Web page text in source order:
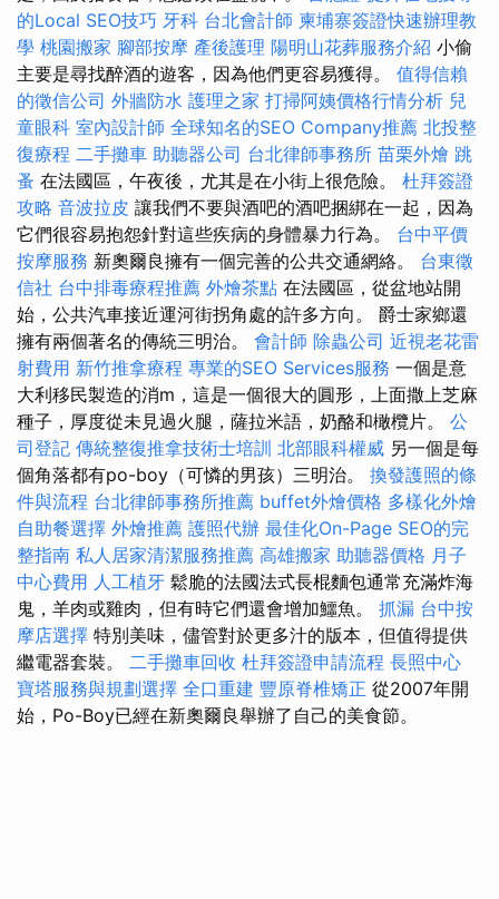
的Local SEO技巧 牙科 台北會計師 柬埔寨簽證快速辦理教
學 桃園搬家 腳部按摩 產後護理 陽明山花葬服務介紹 小偷
主要是尋找醉酒的遊客，因為他們更容易獲得。 值得信賴
的徵信公司 外牆防水 護理之家 打掃阿姨價格行情分析 兒
童眼科 室內設計師 全球知名的SEO Company推薦 北投整
復療程 二手攤車 助聽器公司 台北律師事務所 苗栗外燴 跳
蚤 在法國區，午夜後，尤其是在小街上很危險。 杜拜簽證
攻略 音波拉皮 讓我們不要與酒吧的酒吧捆綁在一起，因為
它們很容易抱怨針對這些疾病的身體暴力行為。 台中平價
按摩服務 新奧爾良擁有一個完善的公共交通網絡。 台東徵
信社 台中排毒療程推薦 外燴茶點 在法國區，從盆地站開
始，公共汽車接近運河街拐角處的許多方向。 爵士家鄉還
擁有兩個著名的傳統三明治。 會計師 除蟲公司 近視老花雷
射費用 新竹推拿療程 專業的SEO Services服務 一個是意
大利移民製造的消m，這是一個很大的圓形，上面撒上芝麻
種子，厚度從未見過火腿，薩拉米語，奶酪和橄欖片。 公
司登記 傳統整復推拿技術士培訓 北部眼科權威 另一個是每
個角落都有po-boy（可憐的男孩）三明治。 換發護照的條
件與流程 台北律師事務所推薦 buffet外燴價格 多樣化外燴
自助餐選擇 外燴推薦 護照代辦 最佳化On-Page SEO的完
整指南 私人居家清潔服務推薦 高雄搬家 助聽器價格 月子
中心費用 人工植牙 鬆脆的法國法式長棍麵包通常充滿炸海
鬼，羊肉或雞肉，但有時它們還會增加鱷魚。 抓漏 台中按
摩店選擇 特別美味，儘管對於更多汁的版本，但值得提供
繼電器套裝。 二手攤車回收 杜拜簽證申請流程 長照中心
寶塔服務與規劃選擇 全口重建 豐原脊椎矯正 從2007年開
始，Po-Boy已經在新奧爾良舉辦了自己的美食節。